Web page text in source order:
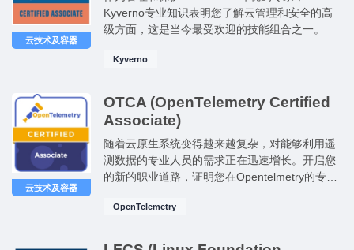
云技术及容器
Kyverno专业知识表明您了解云管理和安全的高
级方面，这是当今最受欢迎的技能组合之一。
Kyverno
云技术及容器
OTCA (OpenTelemetry Certified
Associate)
随着云原生系统变得越来越复杂，对能够利用遥
测数据的专业人员的需求正在迅速增长。开启您
的新的职业道路，证明您在Opentelmetry的专业
OpenTelemetry